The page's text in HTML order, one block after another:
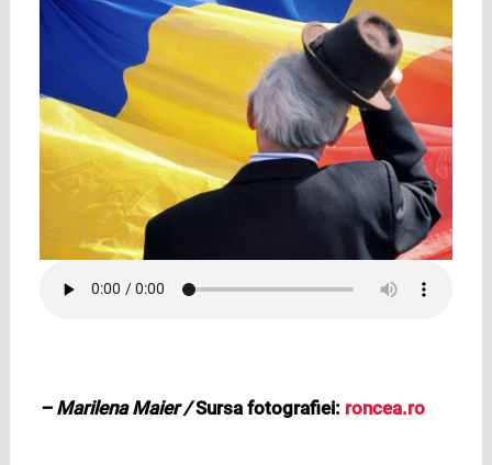
– Marilena Maier /Sursa fotografiei: roncea.ro